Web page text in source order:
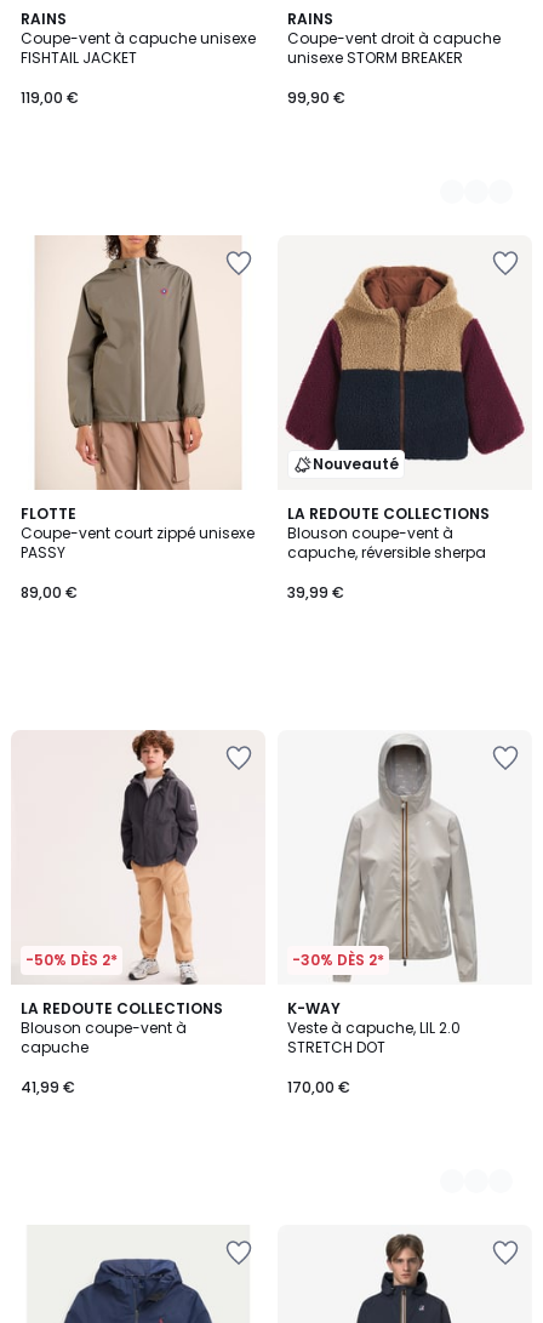
RAINS
Coupe-vent à capuche unisexe
FISHTAIL JACKET
119,00 €
RAINS
Coupe-vent droit à capuche
unisexe STORM BREAKER
99,90 €
2
Couleurs
FLOTTE
Coupe-vent court zippé unisexe
PASSY
89,00 €
Nouveauté
LA REDOUTE COLLECTIONS
Blouson coupe-vent à
capuche, réversible sherpa
39,99 €
-50% DÈS 2*
LA REDOUTE COLLECTIONS
Blouson coupe-vent à
capuche
41,99 €
-30% DÈS 2*
K-WAY
Veste à capuche, LIL 2.0
STRETCH DOT
170,00 €
3
Couleurs